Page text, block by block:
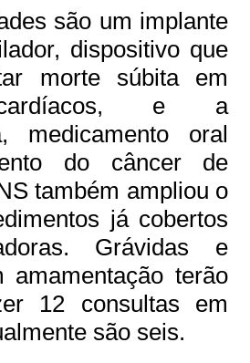
são um implante
dispositivo que
morte súbita em
e a
medicamento oral
do câncer de
também ampliou o
já cobertos
Grávidas e
amamentação terão
12 consultas em
são seis.